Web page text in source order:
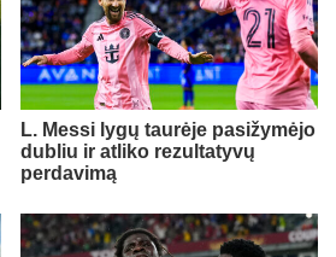
L. Messi lygų taurėje pasižymėjo
dubliu ir atliko rezultatyvų
perdavimą